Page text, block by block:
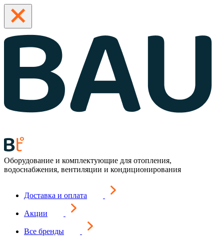
Оборудование и комплектующие для отопления,
водоснабжения, вентиляции и кондиционирования
Доставка и оплата
Акции
Все бренды